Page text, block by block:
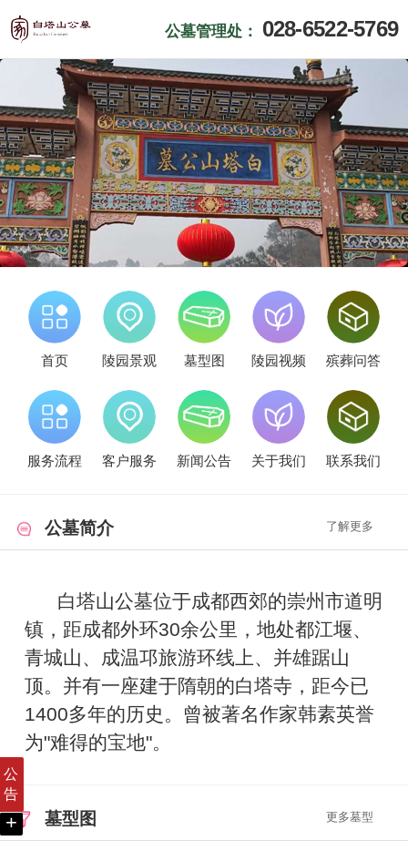
公
告
+
公墓管理处： 028-6522-5769
首页 陵园景观 墓型图 陵园视频 殡葬问答
服务流程 客户服务 新闻公告 关于我们 联系我们
公墓简介 了解更多
白塔山公墓位于成都西郊的崇州市道明
镇，距成都外环30余公里，地处都江堰、
青城山、成温邛旅游环线上、并雄踞山
顶。并有一座建于隋朝的白塔寺，距今已
1400多年的历史。曾被著名作家韩素英誉
为"难得的宝地"。
墓型图 更多墓型